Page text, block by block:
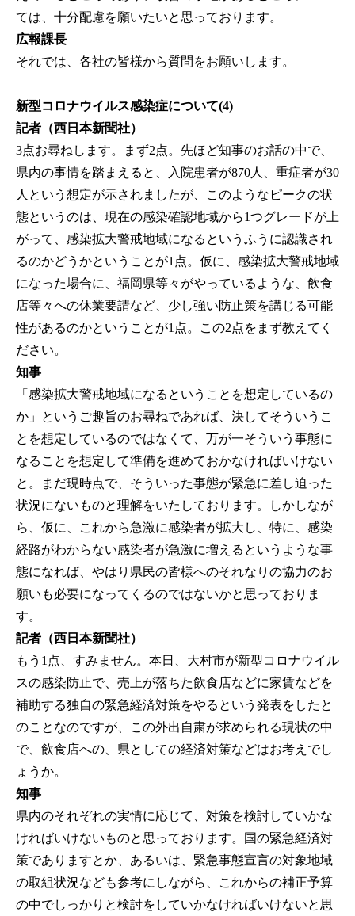
ては、十分配慮を願いたいと思っております。
広報課長
それでは、各社の皆様から質問をお願いします。
新型コロナウイルス感染症について(4)
記者（西日本新聞社）
3点お尋ねします。まず2点。先ほど知事のお話の中で、
県内の事情を踏まえると、入院患者が870人、重症者が30
人という想定が示されましたが、このようなピークの状
態というのは、現在の感染確認地域から1つグレードが上
がって、感染拡大警戒地域になるというふうに認識され
るのかどうかということが1点。仮に、感染拡大警戒地域
になった場合に、福岡県等々がやっているような、飲食
店等々への休業要請など、少し強い防止策を講じる可能
性があるのかということが1点。この2点をまず教えてく
ださい。
知事
「感染拡大警戒地域になるということを想定しているの
か」というご趣旨のお尋ねであれば、決してそういうこ
とを想定しているのではなくて、万が一そういう事態に
なることを想定して準備を進めておかなければいけない
と。まだ現時点で、そういった事態が緊急に差し迫った
状況にないものと理解をいたしております。しかしなが
ら、仮に、これから急激に感染者が拡大し、特に、感染
経路がわからない感染者が急激に増えるというような事
態になれば、やはり県民の皆様へのそれなりの協力のお
願いも必要になってくるのではないかと思っておりま
す。
記者（西日本新聞社）
もう1点、すみません。本日、大村市が新型コロナウイル
スの感染防止で、売上が落ちた飲食店などに家賃などを
補助する独自の緊急経済対策をやるという発表をしたと
のことなのですが、この外出自粛が求められる現状の中
で、飲食店への、県としての経済対策などはお考えでし
ょうか。
知事
県内のそれぞれの実情に応じて、対策を検討していかな
ければいけないものと思っております。国の緊急経済対
策でありますとか、あるいは、緊急事態宣言の対象地域
の取組状況なども参考にしながら、これからの補正予算
の中でしっかりと検討をしていかなければいけないと思